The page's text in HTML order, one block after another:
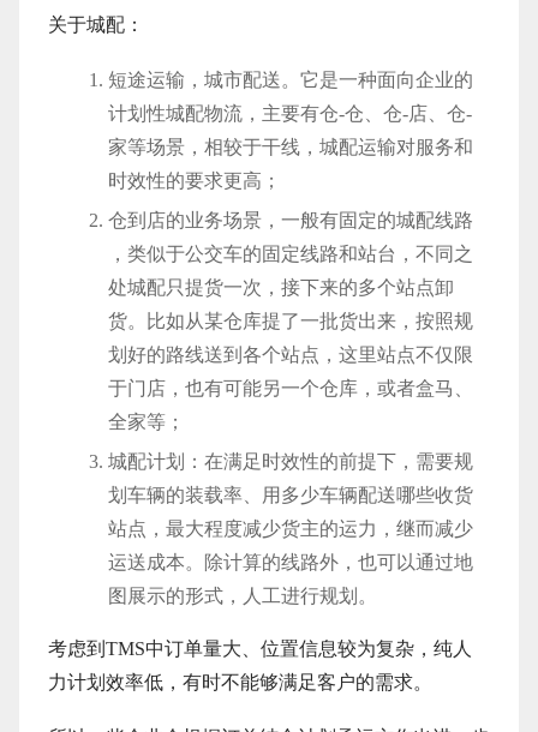
关于城配：
短途运输，城市配送。它是一种面向企业的
计划性城配物流，主要有仓-仓、仓-店、仓-
家等场景，相较于干线，城配运输对服务和
时效性的要求更高；
仓到店的业务场景，一般有固定的城配线路
，类似于公交车的固定线路和站台，不同之
处城配只提货一次，接下来的多个站点卸
货。比如从某仓库提了一批货出来，按照规
划好的路线送到各个站点，这里站点不仅限
于门店，也有可能另一个仓库，或者盒马、
全家等；
城配计划：在满足时效性的前提下，需要规
划车辆的装载率、用多少车辆配送哪些收货
站点，最大程度减少货主的运力，继而减少
运送成本。除计算的线路外，也可以通过地
图展示的形式，人工进行规划。
考虑到TMS中订单量大、位置信息较为复杂，纯人
力计划效率低，有时不能够满足客户的需求。